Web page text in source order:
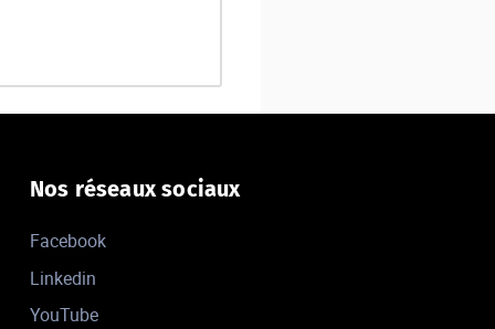
Nos réseaux sociaux
Facebook
Linkedin
YouTube